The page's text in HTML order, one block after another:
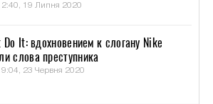
19 Липня 2020
Do It: вдохновением к слогану Nike
слова преступника
23 Червня 2020